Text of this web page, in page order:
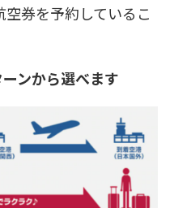
空券を予約している こ
ンから選べます